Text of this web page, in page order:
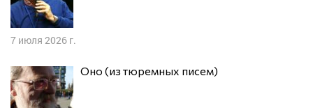
7 июля 2026 г.
Оно (из тюремных писем)